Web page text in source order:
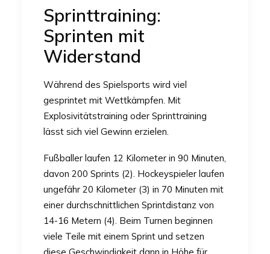
Sprinttraining:
Sprinten mit
Widerstand
Während des Spielsports wird viel
gesprintet mit Wettkämpfen. Mit
Explosivitätstraining oder Sprinttraining
lässt sich viel Gewinn erzielen.
Fußballer laufen 12 Kilometer in 90 Minuten,
davon 200 Sprints (2). Hockeyspieler laufen
ungefähr 20 Kilometer (3) in 70 Minuten mit
einer durchschnittlichen Sprintdistanz von
14-16 Metern (4). Beim Turnen beginnen
viele Teile mit einem Sprint und setzen